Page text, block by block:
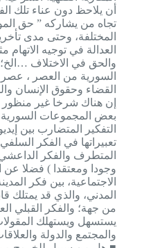
أن يلاحظ دون عناء تلك
تجاه من يشاركه ” حق
المختلفة، وحتى مدى
العدالة في توجيه الاتهام
والحق في الاختلاف …الخ؛
السورية من العصر ، عصر
القضاء وحقوق الإنسان
إن هناك شرخا غير
بعض المجموعات السورية
التفكير المتضارب بين
تعبيراتها في الفكر
المتطرف والفكر الداعشي
وجودا ومعتقدا ) فضلا عن
الاجتماعية، بين فكر
المدني، والذي قد يمتلك
من جهة؛ والفكر القبلي
يستسهل ويستهلك
والمجتمع والدولة